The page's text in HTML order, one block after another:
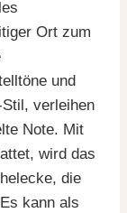
Ort zum
und
verleihen
Note. Mit
wird das
die
kann als